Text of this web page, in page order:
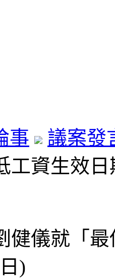
事
議案發
工資生效
健儀就「
)